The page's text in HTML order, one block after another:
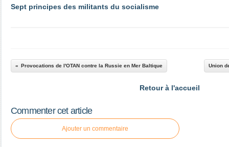
Sept principes des militants du socialisme
Provocations de l'OTAN contre la Russie en Mer Baltique Union
Retour à l'accueil
Commenter cet article
Ajouter un commentaire